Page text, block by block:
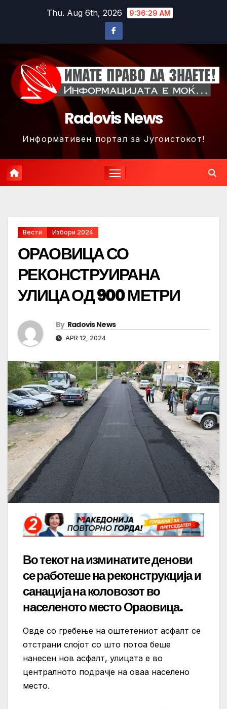
Thu. Aug 6th, 2026 9:36:32 AM
Radovis News
Информативен портал за Југоистокот!
Вести Избори 2024
ОРАОВИЦА СО
РЕКОНСТРУИРАНА
УЛИЦА ОД 900 МЕТРИ
By Radovis News
APR 12, 2024
Во текот на изминатите денови
се работеше на реконструкција и
санација на коловозот во
населеното место Ораовица.
Овде со гребење на оштетениот асфалт се
отстрани слојот со што потоа беше
нанесен нов асфалт, улицата е во
централното подрачје на оваа населено
место.